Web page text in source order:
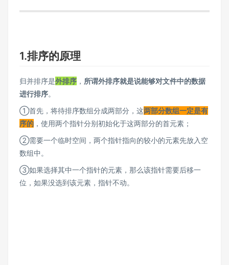
1.排序的原理
归并排序是外排序 ， 所谓外排序就是说能够对文件中的数据
进行排序。
①首先，将待排序数组分成两部分，这两部分数组一定是有
序的 ，使用两个指针分别初始化于这两部分的首元素；
②需要一个临时空间，两个指针指向的较小的元素先放入空
数组中。
③如果选择其中一个指针的元素，那么该指针需要后移一
位，如果没选到该元素，指针不动。